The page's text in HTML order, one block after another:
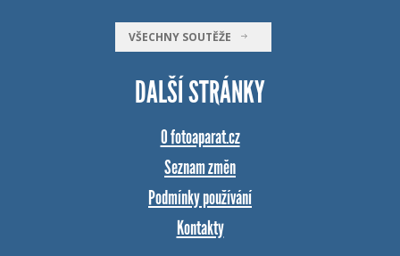
VŠECHNY SOUTĚŽE
DALŠÍ STRÁNKY
O fotoaparat.cz
Seznam změn
Podmínky používání
Kontakty